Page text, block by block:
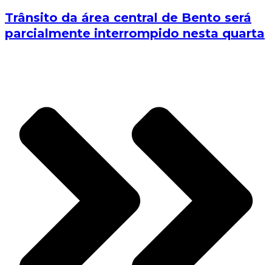
Trânsito da área central de Bento será
parcialmente interrompido nesta quarta